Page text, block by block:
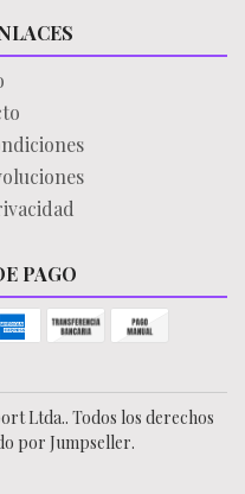
PAGO
Ltda.. Todos los derechos
por Jumpseller.